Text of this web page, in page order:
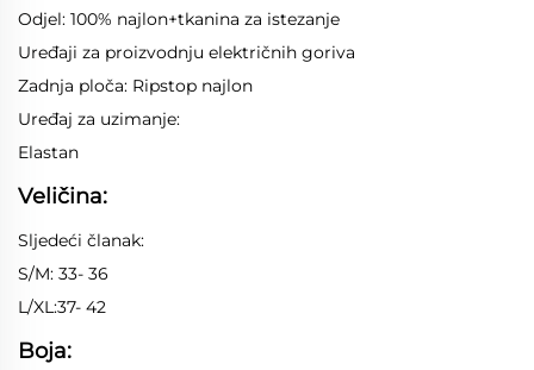
Odjel: 100% najlon+tkanina za istezanje
Uređaji za proizvodnju električnih goriva
Zadnja ploča: Ripstop najlon
Uređaj za uzimanje:
Elastan
Veličina:
Sljedeći članak:
S/M: 33- 36
L/XL:37- 42
Boja: